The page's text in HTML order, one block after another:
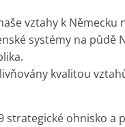
vztahy k Německu
systémy na půdě
kvalitou vztahů
strategické ohnisko a